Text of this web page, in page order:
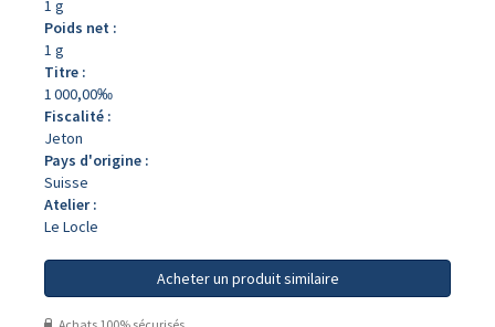
1 g
Poids net :
1 g
Titre :
1 000,00‰
Fiscalité :
Jeton
Pays d'origine :
Suisse
Atelier :
Le Locle
Acheter un produit similaire